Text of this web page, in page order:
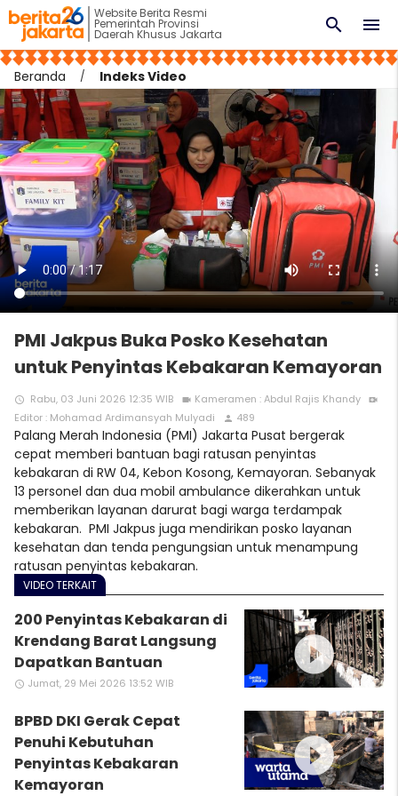
Website Berita Resmi
Pemerintah Provinsi
Daerah Khusus Jakarta menu
search
Beranda Indeks Video
PMI Jakpus Buka Posko Kesehatan
untuk Penyintas Kebakaran Kemayoran
access_time Rabu, 03 Juni 2026 12:35 WIB videocam Kameramen : Abdul Rajis Khandy video_call
Editor : Mohamad Ardimansyah Mulyadi person 489
Palang Merah Indonesia (PMI) Jakarta Pusat bergerak
cepat memberi bantuan bagi ratusan penyintas
kebakaran di RW 04, Kebon Kosong, Kemayoran. Sebanyak
13 personel dan dua mobil ambulance dikerahkan untuk
memberikan layanan darurat bagi warga terdampak
kebakaran. PMI Jakpus juga mendirikan posko layanan
kesehatan dan tenda pengungsian untuk menampung
ratusan penyintas kebakaran.
VIDEO TERKAIT
200 Penyintas Kebakaran di
Krendang Barat Langsung
Dapatkan Bantuan
access_time Jumat, 29 Mei 2026 13:52 WIB
play_circle_filled
BPBD DKI Gerak Cepat
Penuhi Kebutuhan
Penyintas Kebakaran
Kemayoran
play_circle_filled